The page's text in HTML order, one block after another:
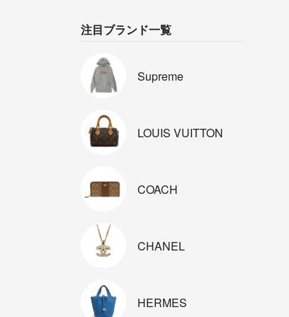
注目ブランド一覧
Supreme
LOUIS VUITTON
COACH
CHANEL
HERMES